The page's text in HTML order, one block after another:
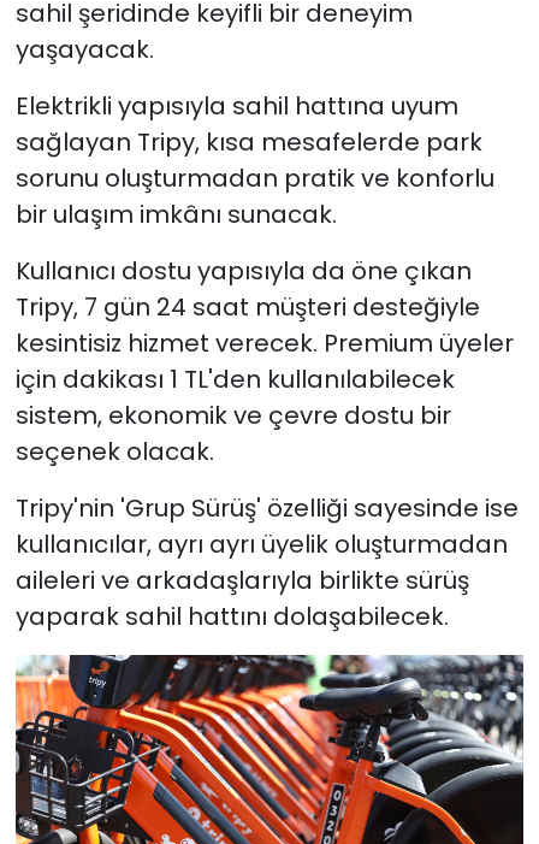
sahil şeridinde keyifli bir deneyim
yaşayacak.
Elektrikli yapısıyla sahil hattına uyum
sağlayan Tripy, kısa mesafelerde park
sorunu oluşturmadan pratik ve konforlu
bir ulaşım imkânı sunacak.
Kullanıcı dostu yapısıyla da öne çıkan
Tripy, 7 gün 24 saat müşteri desteğiyle
kesintisiz hizmet verecek. Premium üyeler
için dakikası 1 TL'den kullanılabilecek
sistem, ekonomik ve çevre dostu bir
seçenek olacak.
Tripy'nin 'Grup Sürüş' özelliği sayesinde ise
kullanıcılar, ayrı ayrı üyelik oluşturmadan
aileleri ve arkadaşlarıyla birlikte sürüş
yaparak sahil hattını dolaşabilecek.